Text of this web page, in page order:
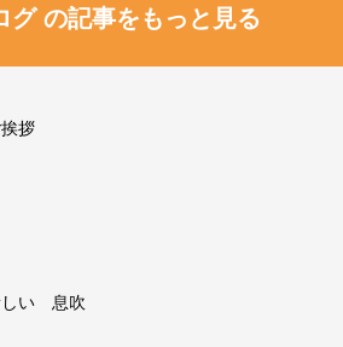
グ の記事をもっと見る
拶
しい 息吹